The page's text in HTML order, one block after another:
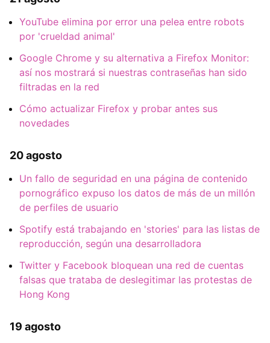
YouTube elimina por error una pelea entre robots
por 'crueldad animal'
Google Chrome y su alternativa a Firefox Monitor:
así nos mostrará si nuestras contraseñas han sido
filtradas en la red
Cómo actualizar Firefox y probar antes sus
novedades
20 agosto
Un fallo de seguridad en una página de contenido
pornográfico expuso los datos de más de un millón
de perfiles de usuario
Spotify está trabajando en 'stories' para las listas de
reproducción, según una desarrolladora
Twitter y Facebook bloquean una red de cuentas
falsas que trataba de deslegitimar las protestas de
Hong Kong
19 agosto